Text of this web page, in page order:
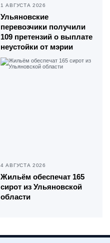
1 АВГУСТА 2026
Ульяновские
перевозчики получили
109 претензий о выплате
неустойки от мэрии
4 АВГУСТА 2026
Жильём обеспечат 165
сирот из Ульяновской
области